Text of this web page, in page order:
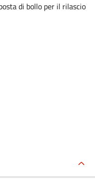
di bollo per il rilascio